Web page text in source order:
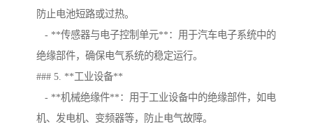
防止电池短路或过热。
- **传感器与电子控制单元**：用于汽车电子系统中的
绝缘部件，确保电气系统的稳定运行。
### 5. **工业设备**
- **机械绝缘件**：用于工业设备中的绝缘部件，如电
机、发电机、变频器等，防止电气故障。